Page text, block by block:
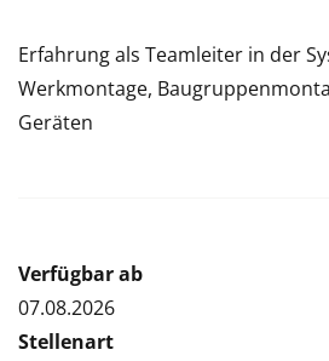
Erfahrung als Teamleiter in der
Werkmontage,
Geräten
Verfügbar ab
07.08.2026
Stellenart